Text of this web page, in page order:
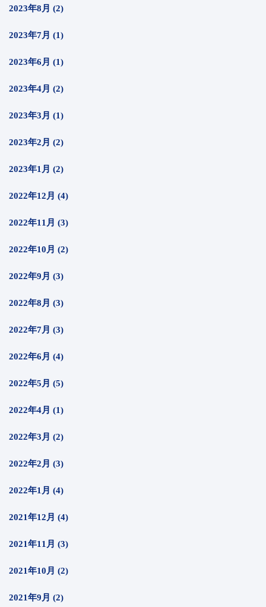
2023年8月 (2)
2023年7月 (1)
2023年6月 (1)
2023年4月 (2)
2023年3月 (1)
2023年2月 (2)
2023年1月 (2)
2022年12月 (4)
2022年11月 (3)
2022年10月 (2)
2022年9月 (3)
2022年8月 (3)
2022年7月 (3)
2022年6月 (4)
2022年5月 (5)
2022年4月 (1)
2022年3月 (2)
2022年2月 (3)
2022年1月 (4)
2021年12月 (4)
2021年11月 (3)
2021年10月 (2)
2021年9月 (2)